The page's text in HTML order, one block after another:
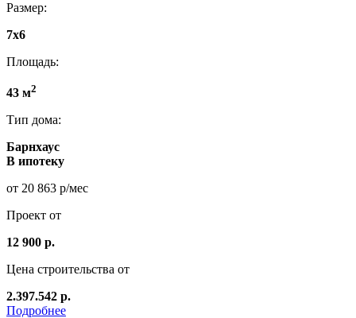
Размер:
7x6
Площадь:
43 м2
Тип дома:
Барнхаус
В ипотеку
от 20 863 р/мес
Проект от
12 900 р.
Цена строительства от
2.397.542 р.
Подробнее